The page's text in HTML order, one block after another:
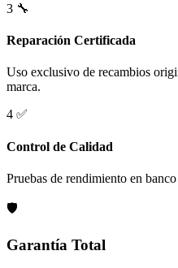
3 🔧
Reparación Certificada
Uso exclusivo de recambios
marca.
4 ✅
Control de Calidad
Pruebas de rendimiento en
🛡️
Garantía Total